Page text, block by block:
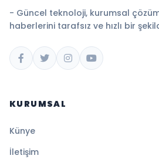
- Güncel teknoloji, kurumsal
haberlerini tarafsız ve hızlı bir
KURUMSAL
Künye
İletişim